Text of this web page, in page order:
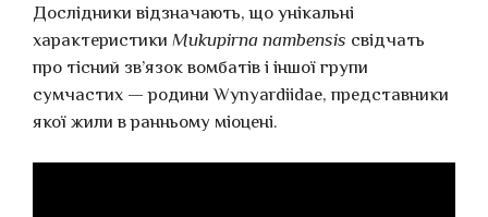
Дослідники відзначають, що унікальні
характеристики Mukupirna nambensis свідчать
про тісний зв’язок вомбатів і іншої групи
сумчастих — родини Wynyardiidae, представники
якої жили в ранньому міоцені.